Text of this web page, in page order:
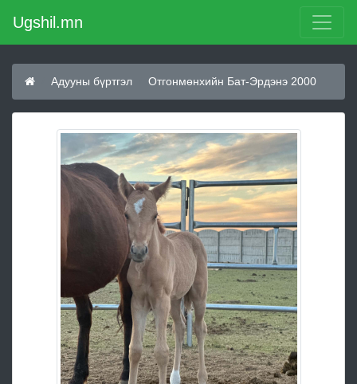
Ugshil.mn
Адууны бүртгэл Отгонмөнхийн Бат-Эрдэнэ 2000